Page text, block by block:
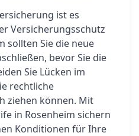
ist es
Versicherungsschutz
sollten Sie die neue
bevor Sie die
Sie Lücken im
rechtliche
ziehen können. Mit
in Rosenheim sichern
Konditionen für Ihre